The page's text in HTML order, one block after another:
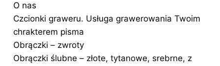
O nas
Czcionki graweru. Usługa grawerowania Twoim
chrakterem pisma
Obrączki – zwroty
Obrączki ślubne – złote, tytanowe, srebrne, z